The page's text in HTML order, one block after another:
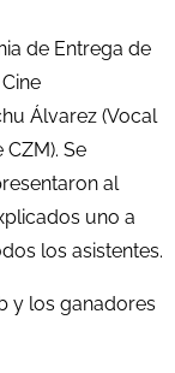
de Entrega de
Álvarez (Vocal
Se
al
uno a
los asistentes.
y los ganadores